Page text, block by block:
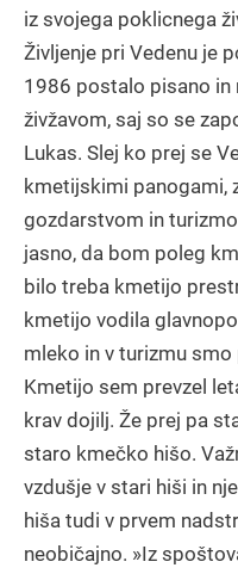
iz svojega poklicnega
Življenje pri Vedenu je
1986 postalo pisano
živžavom, saj so se
Lukas. Slej ko prej se
kmetijskimi panogami,
gozdarstvom in
jasno, da bom poleg
bilo treba kmetijo
kmetijo vodila
mleko in v turizmu
Kmetijo sem prevzel
krav dojilj. Že prej pa
staro kmečko hišo.
vzdušje v stari hiši in
hiša tudi v prvem
neobičajno. »Iz